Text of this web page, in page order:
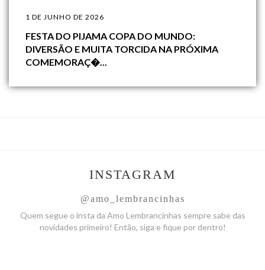
1 DE JUNHO DE 2026
FESTA DO PIJAMA COPA DO MUNDO:
DIVERSÃO E MUITA TORCIDA NA PRÓXIMA
COMEMORAÇ�...
INSTAGRAM
@amo_lembrancinhas
Quem segue o insta da Amo Lembrancinhas sempre sabe das
novidades primeiro! Então, siga e fique por dentro!